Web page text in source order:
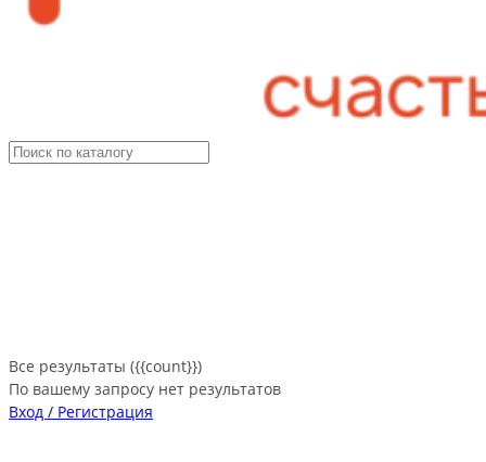
Все результаты ({{count}})
По вашему запросу нет результатов
Вход / Регистрация